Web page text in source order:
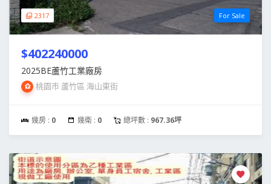
2317 For Sale
$402240000
2025BE蘆竹工業廠房
桃園市 蘆竹區 海山東街
幾房 : 0 幾衛 : 0 總坪數 : 967.36坪